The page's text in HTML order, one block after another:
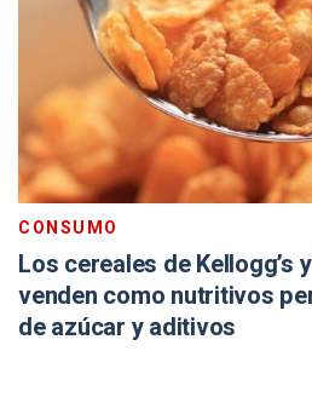
CONSUMO
Los cereales de Kellogg’s
venden como nutritivos
de azúcar y aditivos